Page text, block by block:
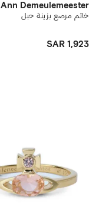
Ann Demeulemeester
خاتم مرصع بزينة حبل
SAR 1,923